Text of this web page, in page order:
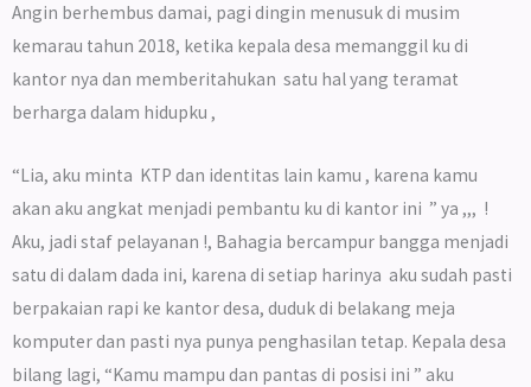
Angin berhembus damai, pagi dingin menusuk di musim
kemarau tahun 2018, ketika kepala desa memanggil ku di
kantor nya dan memberitahukan satu hal yang teramat
berharga dalam hidupku ,
“Lia, aku minta KTP dan identitas lain kamu , karena kamu
akan aku angkat menjadi pembantu ku di kantor ini ” ya ,,, !
Aku, jadi staf pelayanan !, Bahagia bercampur bangga menjadi
satu di dalam dada ini, karena di setiap harinya aku sudah pasti
berpakaian rapi ke kantor desa, duduk di belakang meja
komputer dan pasti nya punya penghasilan tetap. Kepala desa
bilang lagi, “Kamu mampu dan pantas di posisi ini ” aku